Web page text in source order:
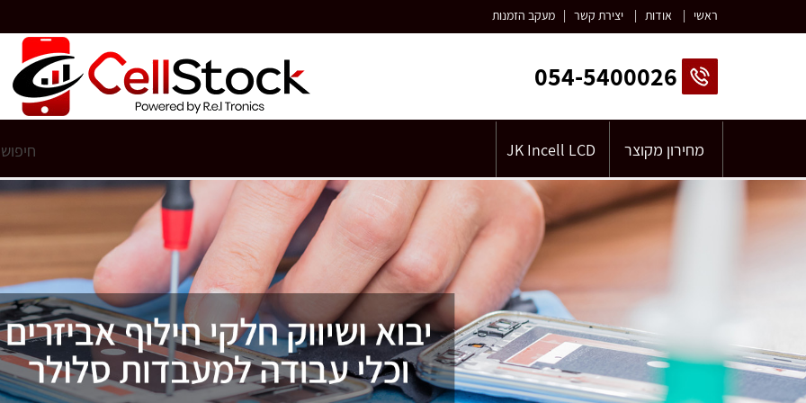
ראשי | אודות | יצירת קשר | מעקב הזמנות
054-5400026
מחירון מקוצר JK Incell LCD